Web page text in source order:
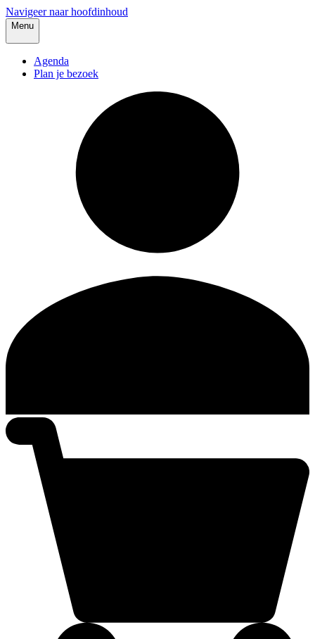
Navigeer naar hoofdinhoud
Menu
Agenda
Plan je bezoek